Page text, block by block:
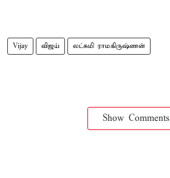
Vijay விஜய் லட்சுமி ராமகிருஷ்ணன்
Show Comments